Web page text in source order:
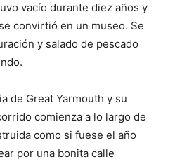
vacío durante diez años y
convirtió en un museo. Se
y salado de pescado
de Great Yarmouth y su
comienza a lo largo de
como si fuese el año
por una bonita calle